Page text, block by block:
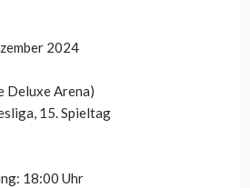
2024
Deluxe Arena)
15. Spieltag
18:00 Uhr